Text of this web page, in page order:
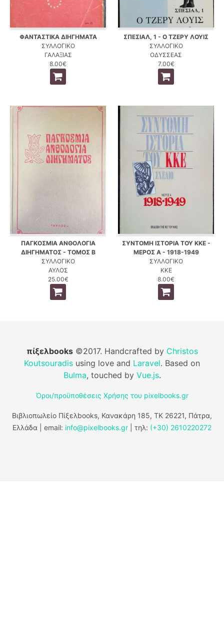
ΦΑΝΤΑΣΤΙΚΑ ΔΙΗΓΗΜΑΤΑ
ΣΥΛΛΟΓΙΚΟ
ΓΑΛΑΞΙΑΣ
8.00€
ΣΠΕΣΙΑΛ, 1 - Ο ΤΖΕΡΥ ΛΟΥΙΣ
ΣΥΛΛΟΓΙΚΟ
ΟΔΥΣΣΕΑΣ
7.00€
ΠΑΓΚΟΣΜΙΑ ΑΝΘΟΛΟΓΙΑ
ΔΙΗΓΗΜΑΤΟΣ - ΤΟΜΟΣ Β
ΣΥΛΛΟΓΙΚΟ
ΑΥΛΟΣ
25.00€
ΣΥΝΤΟΜΗ ΙΣΤΟΡΙΑ ΤΟΥ ΚΚΕ -
ΜΕΡΟΣ Α - 1918-1949
ΣΥΛΛΟΓΙΚΟ
ΚΚΕ
8.00€
πίξελbooks©2017. Handcrafted by Christos
Koutsouradis using love and Laravel. Based on
Bulma, touched by Vue.js.
Όροι/προϋποθέσεις Χρήσης του pixelbooks.gr
Βιβλιοπωλείο Πίξελbooks, Κανακάρη 185, ΤΚ 26221, Πάτρα,
Ελλάδα | email: info@pixelbooks.gr | τηλ: (+30) 2610220272